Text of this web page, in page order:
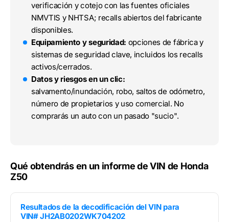
verificación y cotejo con las fuentes oficiales
NMVTIS y NHTSA; recalls abiertos del fabricante
disponibles.
Equipamiento y seguridad: opciones de fábrica y
sistemas de seguridad clave, incluidos los recalls
activos/cerrados.
Datos y riesgos en un clic:
salvamento/inundación, robo, saltos de odómetro,
número de propietarios y uso comercial. No
comprarás un auto con un pasado "sucio".
Qué obtendrás en un informe de VIN de Honda
Z50
Resultados de la decodificación del VIN para
VIN# JH2AB0202WK704202